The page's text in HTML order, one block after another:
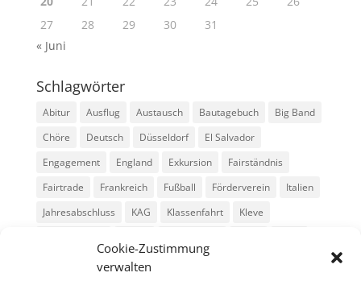
Cookie-Zustimmung
verwalten
27
28 29 30
31
« Juni
Schlagwörter
Abitur Ausflug Austausch Bautagebuch
Big Band
Chöre
Deutsch Düsseldorf
El Salvador
Engagement
England Exkursion
Fairständnis
Fairtrade
Frankreich Fußball Förderverein
Italien
Jahresabschluss
KAG Klassenfahrt
Kleve
Musik